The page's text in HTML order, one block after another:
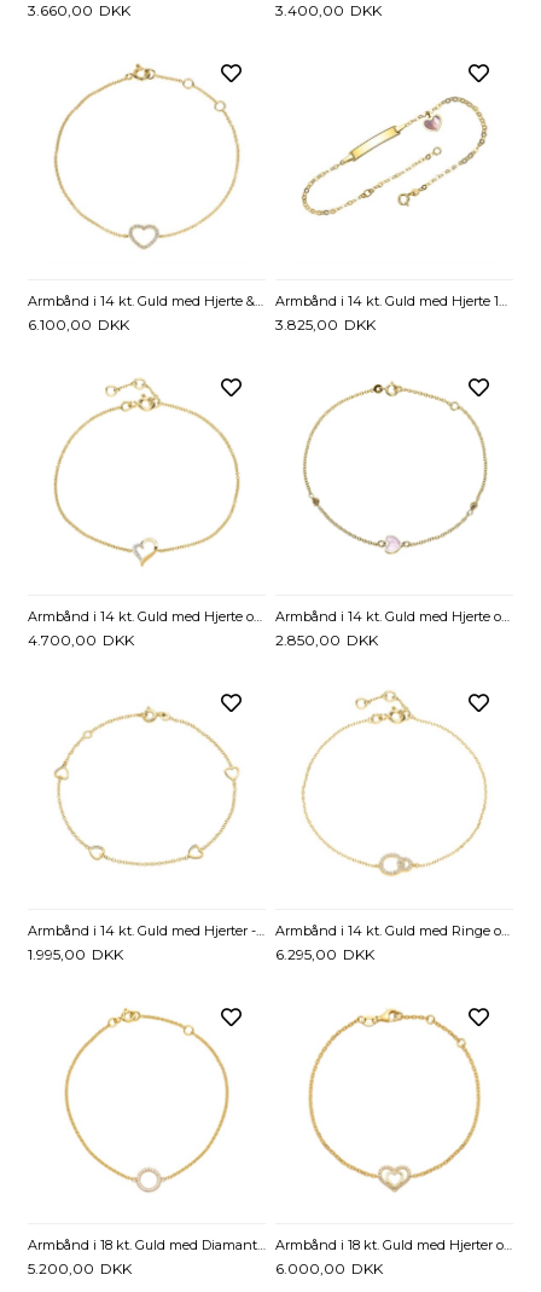
3.660,00 DKK 3.400,00 DKK
Armbånd i 14 kt. Guld med Hjerte & Diamanter 0,11 ct. - 17,5 cm
6.100,00 DKK
Armbånd i 14 kt. Guld med Hjerte 16 eller 19 cm - Mulighed for Gravering
3.825,00 DKK
Armbånd i 14 kt. Guld med Hjerte og Diamanter 0,03 ct. 16 til 18 cm
4.700,00 DKK 2.850,00 DKK
Armbånd i 14 kt. Guld med Hjerter - 16,5 og 18,5 cm
1.995,00 DKK
Armbånd i 14 kt. Guld med Ringe og Diamanter - 0,07 ct.
6.295,00 DKK
Armbånd i 18 kt. Guld med Diamanter 0,07 ct. - 17,5 cm
5.200,00 DKK
Armbånd i 18 kt. Guld med Hjerter og Diamanter 0,08 ct. - 17 cm
6.000,00 DKK